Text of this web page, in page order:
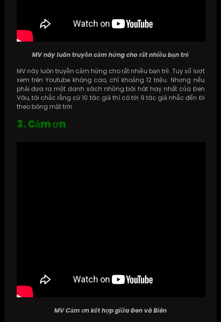
MV này luôn truyền cảm hứng cho rất nhiều bạn trẻ
MV này luôn truyền cảm hứng cho rất nhiều bạn trẻ. Tuy số lượt
xem trên Youtube không cao, chỉ khoảng 12 triệu. Nhưng nếu
phải đưa ra một danh sách những bài hát hay nhất của Đen
Vâu, tôi chắc rằng cứ 10 tác giả thì có tới 9 tác giả nhắc đến Đi
theo bóng mặt trời.
3. Cảm ơn
MV Cảm ơn kết hợp giữa Đen và Biên